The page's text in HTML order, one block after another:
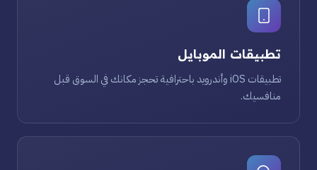
تطبيقات الموبايل
تطبيقات iOS وأندرويد باحترافية تحجز مكانك في السوق قبل
منافسيك.